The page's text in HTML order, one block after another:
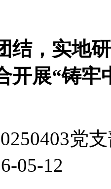
结，实地
开展“铸牢
党
05-12